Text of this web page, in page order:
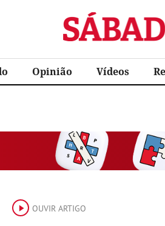
Sábado
Opinião Vídeos
OUVIR ARTIGO